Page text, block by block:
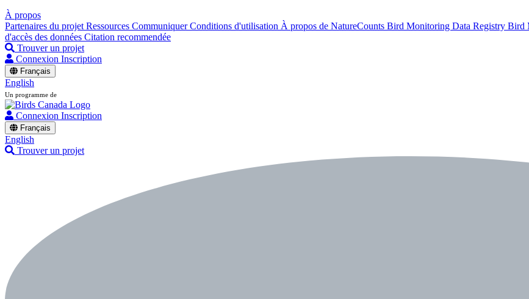
À propos
Partenaires du projet Ressources CommuniquerConditions d'utilisation À propos de NatureCounts Bird Monitoring Data Registry Bird
d'accès des données Citation recommendée
Trouver un projet
Connexion Inscription
Français
English
Un programme de
Connexion Inscription
Français
English
Trouver un projet